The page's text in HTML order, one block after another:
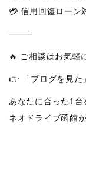
💳 信用回復ローン
⸻
🔥 ご相談はお気軽
👉 「ブログを見た
あなたに合った1台
ネオドライブ函館